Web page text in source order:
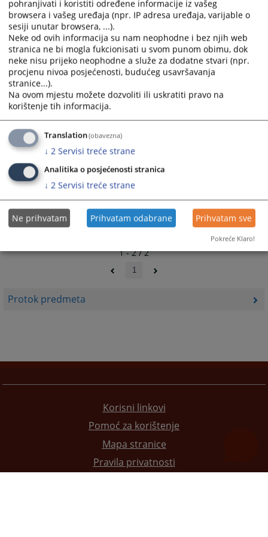
Protok predmeta
and
select
a
date.
Press
the
question
mark
to
get
the
keyboard
shortcuts
changing
dates.
and
select
a
date.
Press
the
question
mark
get
the
keyboard
shortcuts
changing
dates.
1 - 2 / 2
1
Korisni linkovi
Pomoć za korištenje
Mapa stranice
Pravila privatnosti
pohranjivati i koristiti određene informacije iz vašeg
browsera i vašeg uređaja (npr. IP adresa uređaja, varijable o
sesiji unutar browsera, ...).
Neke od ovih informacija su nam neophodne i bez njih web
stranica ne bi mogla fukcionisati u svom punom obimu, dok
neke nisu prijeko neophodne a služe za dodatne stvari (npr.
procjenu nivoa posjećenosti, budućeg usavršavanja
stranice...).
Na ovom mjestu možete dozvoliti ili uskratiti pravo na
korištenje tih informacija.
Translation(obavezna)
↓ 2 Servisi treće strane
Analitika o posjećenosti stranica
↓ 2 Servisi treće strane
Ne prihvatam Prihvatam odabrane Prihvatam sve
Pokreće Klaro!